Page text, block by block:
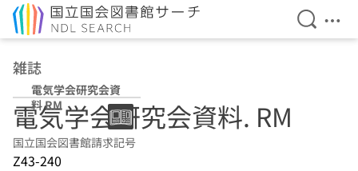
検索を
メ
雑誌
電気学会研究会資
料 RM
電気学会研究会資料. RM
国立国会図書館請求記号
Z43-240